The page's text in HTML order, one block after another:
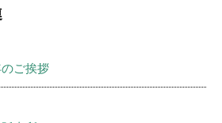
のご挨拶